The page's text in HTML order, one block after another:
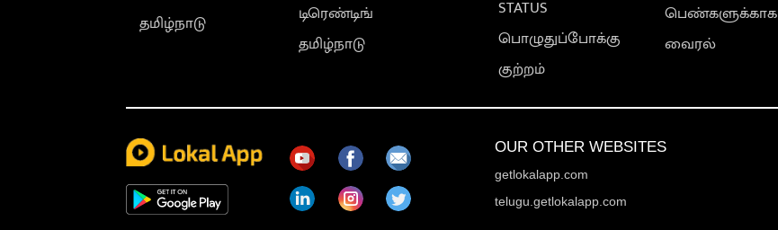
தமிழ்நாடு
டிரெண்டிங்
தமிழ்நாடு
STATUS
பொழுதுப்போக்கு
குற்றம்
பெண்களுக்காக
வைரல்
OUR OTHER WEBSITES
getlokalapp.com
telugu.getlokalapp.com